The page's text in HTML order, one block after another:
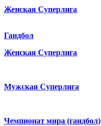
Женская Суперлига
Гандбол
Женская Суперлига
Мужская Суперлига
Чемпионат мира (гандбол)